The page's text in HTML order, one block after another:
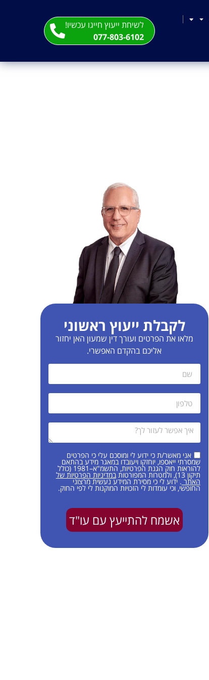
לשיחת ייעוץ חייגו עכשיו!
077-803-6102
לקבלת ייעוץ ראשוני
מלאו את הפרטים ועורך דין שמעון האן יחזור
אליכם בהקדם האפשרי.
אני מאשר/ת כי ידוע לי ומוסכם עלי כי הפרטים
שמסרתי ייאספו, יוחזקו ויעובדו במאגר מידע בהתאם
להוראות חוק הגנת הפרטיות, התשמ"א–1981 (כולל
תיקון 13), ולמטרות המפורטות במדיניות הפרטיות של
האתר . ידוע לי כי מסירת המידע נעשית מרצוני
החופשי, וכי עומדות לי הזכויות המוקנות לי לפי החוק.
אשמח להתייעץ עם עו"ד